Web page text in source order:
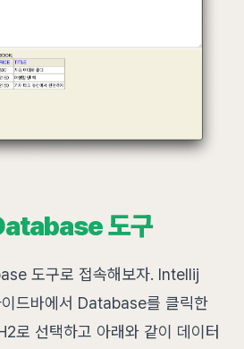
도구
도구로 접속해보자. Intellij
드바에서 Database를 클릭한
로 선택하고 아래와 같이 데이터